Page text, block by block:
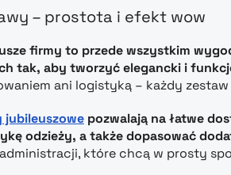
– prostota i efekt wow
firmy to przede wszystkim
tak, aby tworzyć elegancki i
ani logistyką – każdy
jubileuszowe pozwalają na łatwe
odzieży, a także dopasować
które chcą w prosty